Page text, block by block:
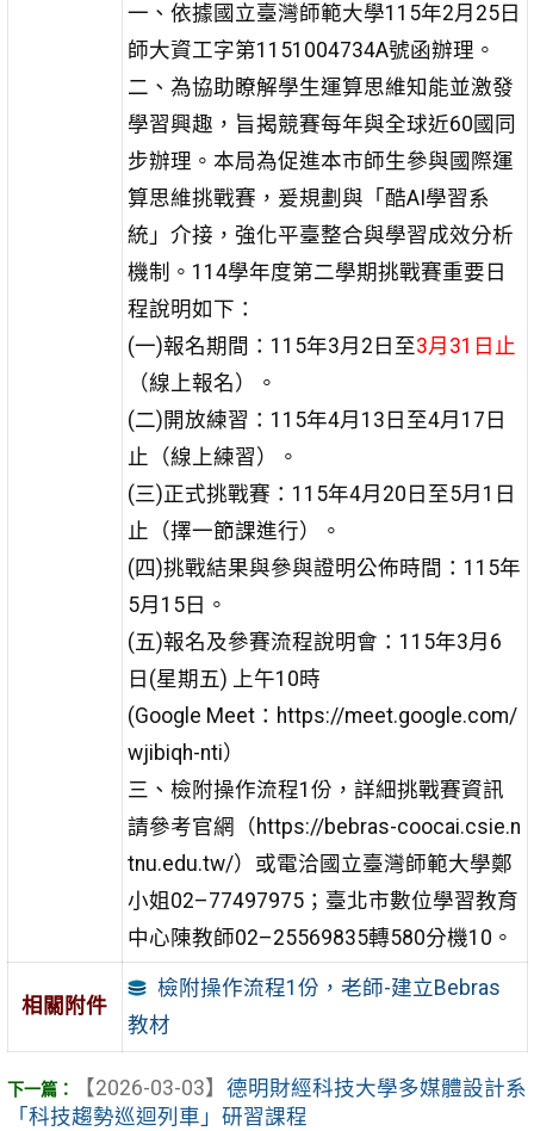
一、依據國立臺灣師範大學115年2月25日
師大資工字第1151004734A號函辦理。
二、為協助瞭解學生運算思維知能並激發
學習興趣，旨揭競賽每年與全球近60國同
步辦理。本局為促進本市師生參與國際運
算思維挑戰賽，爰規劃與「酷AI學習系
統」介接，強化平臺整合與學習成效分析
機制。114學年度第二學期挑戰賽重要日
程說明如下：
(一)報名期間：115年3月2日至3月31日止
（線上報名）。
(二)開放練習：115年4月13日至4月17日
止（線上練習）。
(三)正式挑戰賽：115年4月20日至5月1日
止（擇一節課進行）。
(四)挑戰結果與參與證明公佈時間：115年
5月15日。
(五)報名及參賽流程說明會：115年3月6
日(星期五) 上午10時
(Google Meet：https://meet.google.com/
wjibiqh-nti）
三、檢附操作流程1份，詳細挑戰賽資訊
請參考官網（https://bebras-coocai.csie.n
tnu.edu.tw/）或電洽國立臺灣師範大學鄭
小姐02–77497975；臺北市數位學習教育
中心陳教師02–25569835轉580分機10。
相關附件
檢附操作流程1份，老師-建立Bebras
教材
【2026-03-03】 德明財經科技大學多媒體設計系
「科技趨勢巡迴列車」研習課程